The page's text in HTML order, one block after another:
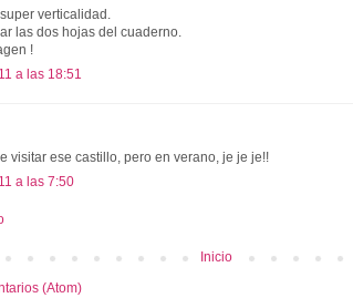
verticalidad.
las dos hojas del cuaderno.
!
a las 18:51
visitar ese castillo, pero en verano, je je je!!
a las 7:50
Inicio
(Atom)